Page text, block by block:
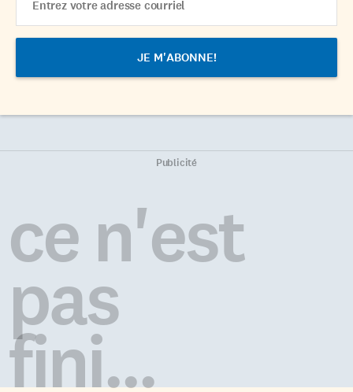
Address
Publicité
ce n'est
pas
fini...